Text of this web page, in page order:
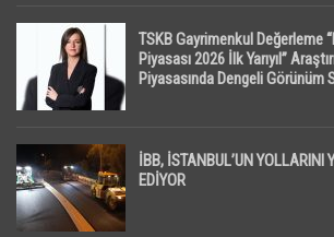
TSKB Gayrimenkul Değerleme
Piyasası 2026 İlk Yarıyıl”
Piyasasında Dengeli Görünüm
İBB, İSTANBUL’UN YOLLARINI
EDİYOR